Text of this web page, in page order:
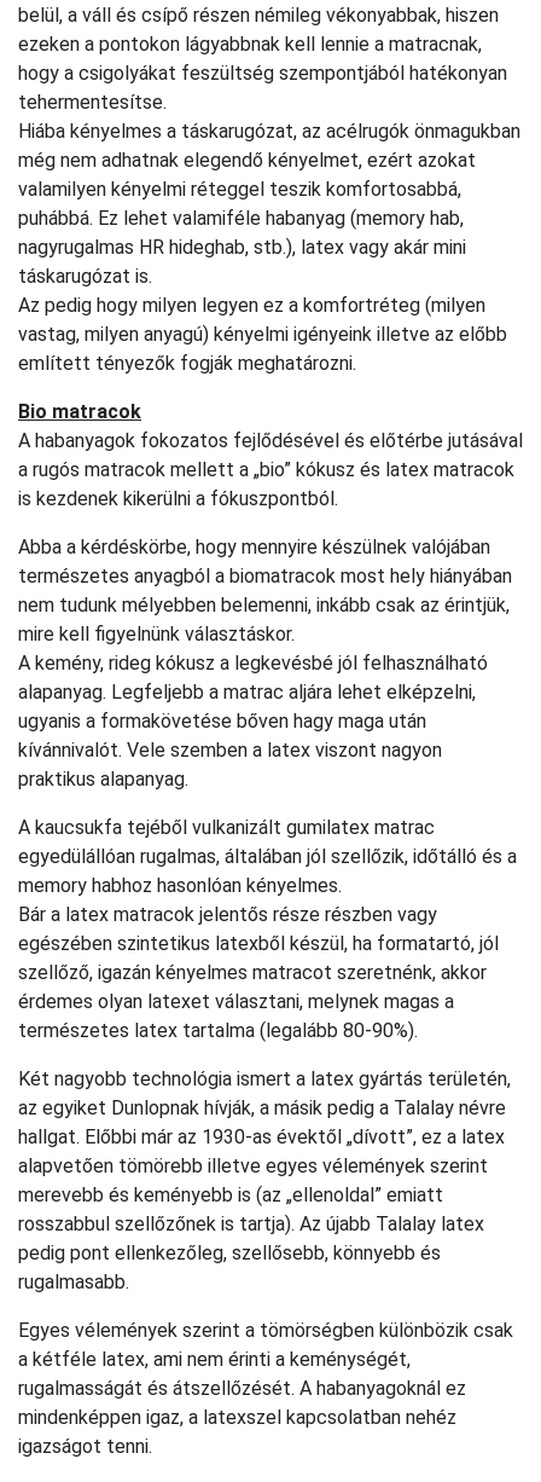
belül, a váll és csípő részen némileg vékonyabbak, hiszen
ezeken a pontokon lágyabbnak kell lennie a matracnak,
hogy a csigolyákat feszültség szempontjából hatékonyan
tehermentesítse.
Hiába kényelmes a táskarugózat, az acélrugók önmagukban
még nem adhatnak elegendő kényelmet, ezért azokat
valamilyen kényelmi réteggel teszik komfortosabbá,
puhábbá. Ez lehet valamiféle habanyag (memory hab,
nagyrugalmas HR hideghab, stb.), latex vagy akár mini
táskarugózat is.
Az pedig hogy milyen legyen ez a komfortréteg (milyen
vastag, milyen anyagú) kényelmi igényeink illetve az előbb
említett tényezők fogják meghatározni.
Bio matracok
A habanyagok fokozatos fejlődésével és előtérbe jutásával
a rugós matracok mellett a „bio” kókusz és latex matracok
is kezdenek kikerülni a fókuszpontból.
Abba a kérdéskörbe, hogy mennyire készülnek valójában
természetes anyagból a biomatracok most hely hiányában
nem tudunk mélyebben belemenni, inkább csak az érintjük,
mire kell figyelnünk választáskor.
A kemény, rideg kókusz a legkevésbé jól felhasználható
alapanyag. Legfeljebb a matrac aljára lehet elképzelni,
ugyanis a formakövetése bőven hagy maga után
kívánnivalót. Vele szemben a latex viszont nagyon
praktikus alapanyag.
A kaucsukfa tejéből vulkanizált gumilatex matrac
egyedülállóan rugalmas, általában jól szellőzik, időtálló és a
memory habhoz hasonlóan kényelmes.
Bár a latex matracok jelentős része részben vagy
egészében szintetikus latexből készül, ha formatartó, jól
szellőző, igazán kényelmes matracot szeretnénk, akkor
érdemes olyan latexet választani, melynek magas a
természetes latex tartalma (legalább 80-90%).
Két nagyobb technológia ismert a latex gyártás területén,
az egyiket Dunlopnak hívják, a másik pedig a Talalay névre
hallgat. Előbbi már az 1930-as évektől „dívott”, ez a latex
alapvetően tömörebb illetve egyes vélemények szerint
merevebb és keményebb is (az „ellenoldal” emiatt
rosszabbul szellőzőnek is tartja). Az újabb Talalay latex
pedig pont ellenkezőleg, szellősebb, könnyebb és
rugalmasabb.
Egyes vélemények szerint a tömörségben különbözik csak
a kétféle latex, ami nem érinti a keménységét,
rugalmasságát és átszellőzését. A habanyagoknál ez
mindenképpen igaz, a latexszel kapcsolatban nehéz
igazságot tenni.